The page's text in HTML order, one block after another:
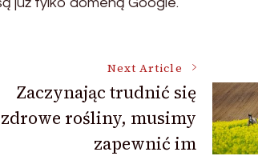
Next Article
Zaczynając trudnić się
zdrowe rośliny, musimy
zapewnić im